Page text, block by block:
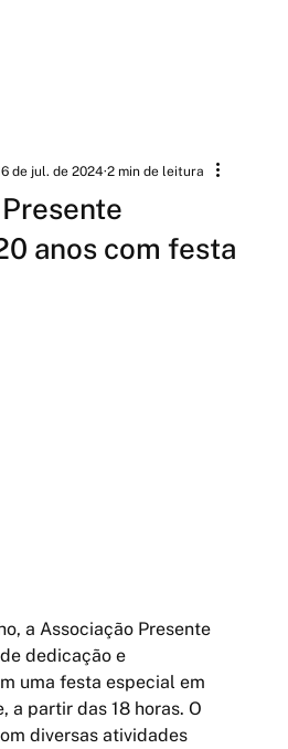
anos com festa
de jul. de 2024 2 min de leitura
a Associação Presente
dedicação e
uma festa especial em
a partir das 18 horas. O
diversas atividades